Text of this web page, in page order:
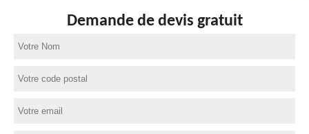
Demande de devis gratuit